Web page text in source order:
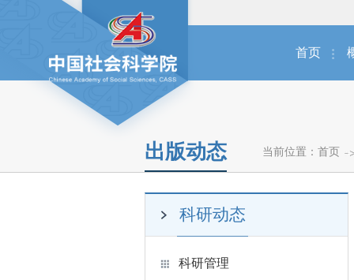
首页
出版动态 当前位置： 首页
科研动态
科研管理